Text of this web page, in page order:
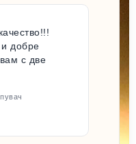
добре
с две